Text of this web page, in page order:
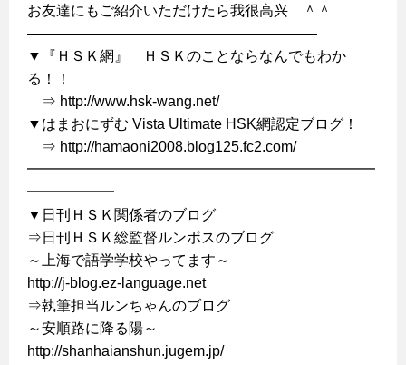
お友達にもご紹介いただけたら我很高兴 ＾＾
————————————————————
▼『ＨＳＫ網』 ＨＳＫのことならなんでもわか
る！！
⇒ http://www.hsk-wang.net/
▼はまおにずむ Vista Ultimate HSK網認定ブログ！
⇒ http://hamaoni2008.blog125.fc2.com/
━━━━━━━━━━━━━━━━━━━━━━━━
━━━━━━
▼日刊ＨＳＫ関係者のブログ
⇒日刊ＨＳＫ総監督ルンボスのブログ
～上海で語学学校やってます～
http://j-blog.ez-language.net
⇒執筆担当ルンちゃんのブログ
～安順路に降る陽～
http://shanhaianshun.jugem.jp/